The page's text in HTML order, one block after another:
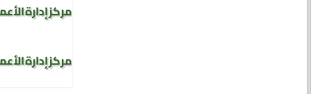
مركز إدارة
مركز إدارة